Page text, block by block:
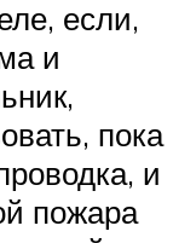
если,
и
пока
и
пожара